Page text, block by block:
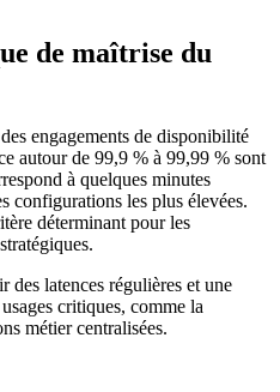
de maîtrise du
engagements de disponibilité
autour de 99,9 % à 99,99 % sont
à quelques minutes
configurations les plus élevées.
déterminant pour les
des latences régulières et une
critiques, comme la
métier centralisées.